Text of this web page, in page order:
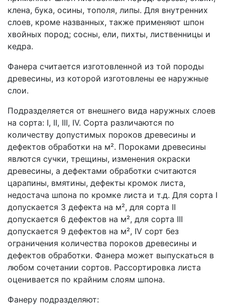
клена, бука, осины, тополя, липы. Для внутренних
слоев, кроме названных, также применяют шпон
хвойных пород; сосны, ели, пихты, лиственницы и
кедра.
Фанера считается изготовленной из той породы
древесины, из которой изготовлены ее наружные
слои.
Подразделяется от внешнего вида наружных слоев
на сорта: I, II, III, IV. Сорта различаются по
количеству допустимых пороков древесины и
дефектов обработки на м². Пороками древесины
явлются сучки, трещины, изменения окраски
древесины, а дефектами обработки считаются
царапины, вмятины, дефекты кромок листа,
недостача шпона по кромке листа и т.д. Для сорта I
допускается 3 дефекта на м², для сорта II
допускается 6 дефектов на м², для сорта III
допускается 9 дефектов на м², IV сорт без
ограничения количества пороков древесины и
дефектов обработки. Фанера может выпускаться в
любом сочетании сортов. Рассортировка листа
оценивается по крайним слоям шпона.
Фанеру подразделяют: